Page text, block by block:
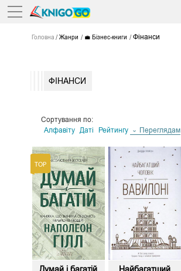
Головна Жанри 💼 Бізнес-книги Фінанси
ФІНАНСИ
Сортування по:
Алфавіту
Даті Рейтингу Переглядам